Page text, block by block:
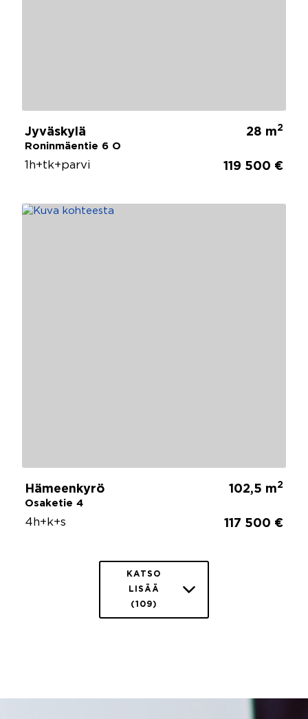
Jyväskylä
Roninmäentie 6 O
28 m2
1h+tk+parvi 119 500 €
Hämeenkyrö
Osaketie 4
102,5 m2
4h+k+s 117 500 €
KATSO
LISÄÄ
(109)